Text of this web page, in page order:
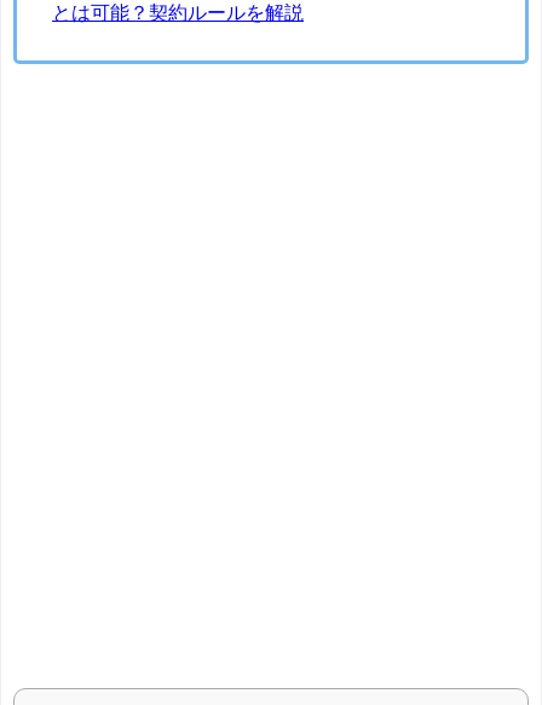
とは可能？契約ルールを解説